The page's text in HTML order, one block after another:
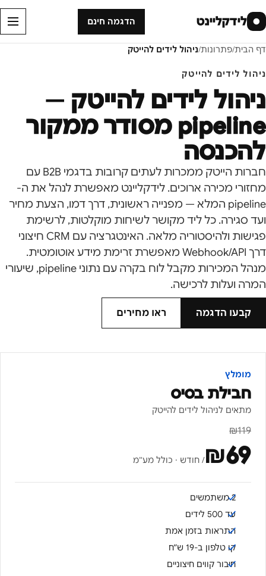
● לידקליינט הדגמה חינם
דף הבית/פתרונות/ניהול לידים להייטק
ניהול לידים להייטק
ניהול לידים להייטק —
pipeline מסודר ממקור
להכנסה
חברות הייטק ממכרות לעתים קרובות בדגמי B2B עם
מחזורי מכירה ארוכים. לידקליינט מאפשרת לנהל את ה-
pipeline המלא — מפנייה ראשונית, דרך דמו, הצעת מחיר
ועד סגירה. כל ליד מקושר לשיחות מוקלטות, לרשימת
פגישות ולהיסטוריה מלאה. האינטגרציה עם CRM חיצוני
דרך Webhook/API מאפשרת זרימת מידע אוטומטית.
מנהל המכירות מקבל לוח בקרה עם נתוני pipeline, שיעורי
המרה ועלות לרכישה.
קבעו הדגמה ראו מחירים
מומלץ
חבילת בסיס
מתאים לניהול לידים להייטק
₪119
₪69 / חודש · כולל מע"מ
2 משתמשים
עד 500 לידים
התראות בזמן אמת
קו טלפון ב-19 ש״ח
חיבור קווים חיצוניים